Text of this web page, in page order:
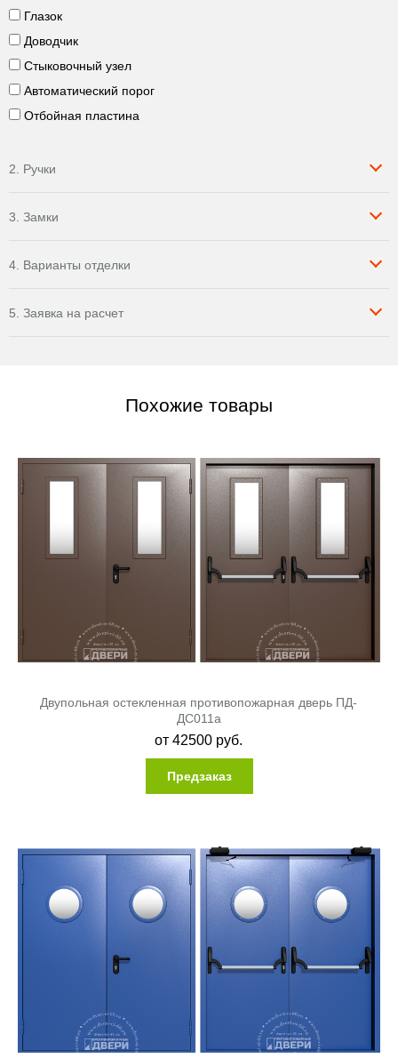
Глазок
Доводчик
Стыковочный узел
Автоматический порог
Отбойная пластина
2. Ручки
3. Замки
4. Варианты отделки
5. Заявка на расчет
Похожие товары
Двупольная остекленная противопожарная дверь ПД-
ДC011a
от42500 руб.
Предзаказ